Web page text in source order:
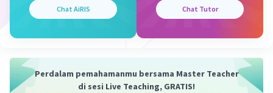
Chat AiRIS Chat Tutor
Perdalam pemahamanmu bersama Master Teacher
di sesi Live Teaching, GRATIS!